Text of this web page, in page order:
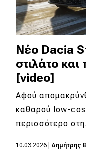
Νέο Dacia
στιλάτο και
[video]
Αφού
καθαρού low-
περισσότερο
10.03.2026 Δημήτρης